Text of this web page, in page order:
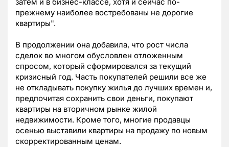
затем и в бизнес-классе, хотя и сейчас по-
прежнему наиболее востребованы не дорогие
квартиры".
В продолжении она добавила, что рост числа
сделок во многом обусловлен отложенным
спросом, который сформировался за текущий
кризисный год. Часть покупателей решили все же
не откладывать покупку жилья до лучших времен и,
предпочитая сохранить свои деньги, покупают
квартиры на вторичном рынке жилой
недвижимости. Кроме того, многие продавцы
осенью выставили квартиры на продажу по новым
скорректированным ценам.